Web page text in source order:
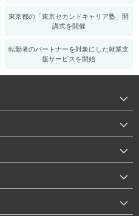
東京都の「東京セカンドキャリア塾」開
講式を開催
転勤者のパートナーを対象にした就業支
援サービスを開始